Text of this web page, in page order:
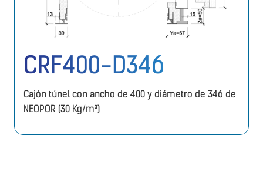
CRF400-D346
Cajón túnel con ancho de 400 y diámetro de 346 de
NEOPOR (30 Kg/m³)